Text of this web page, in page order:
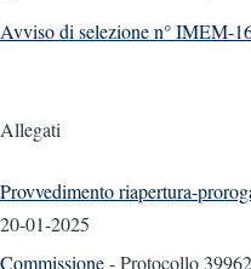
Avviso di selezione n° IMEM-
Allegati
Provvedimento riapertura-
20-01-2025
Commissione- Protocollo 39962